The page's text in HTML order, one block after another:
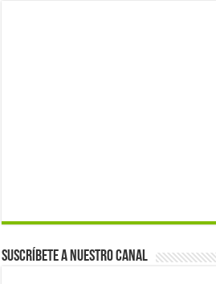
Suscríbete a nuestro canal